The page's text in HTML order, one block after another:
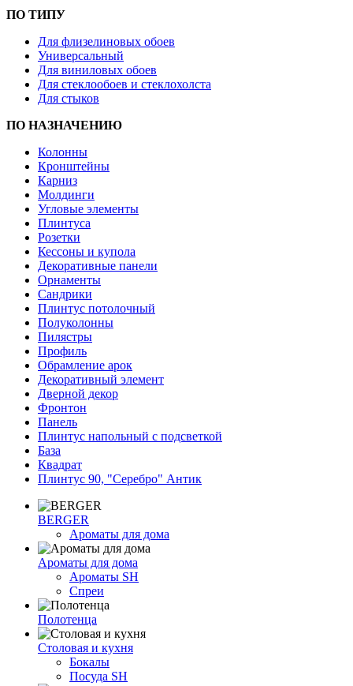
ПО ТИПУ
Для флизелиновых обоев
Универсальный
Для виниловых обоев
Для стеклообоев и стеклохолста
Для стыков
ПО НАЗНАЧЕНИЮ
Колонны
Кронштейны
Карниз
Молдинги
Угловые элементы
Плинтуса
Розетки
Кессоны и купола
Декоративные панели
Орнаменты
Сандрики
Плинтус потолочный
Полуколонны
Пилястры
Профиль
Обрамление арок
Декоративный элемент
Дверной декор
Фронтон
Панель
Плинтус напольный с подсветкой
База
Квадрат
Плинтус 90, "Серебро" Антик
BERGER
Ароматы для дома
Ароматы для дома
Ароматы SH
Спреи
Полотенца
Столовая и кухня
Бокалы
Посуда SH